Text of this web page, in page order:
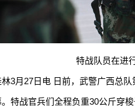
特战队员在进行
月27日电 日前，武警广西总队
特战官兵们全程负重30公斤穿